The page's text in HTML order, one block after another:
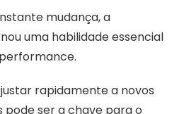
mudança, a
uma habilidade essencial
rapidamente a novos
pode ser a chave para o